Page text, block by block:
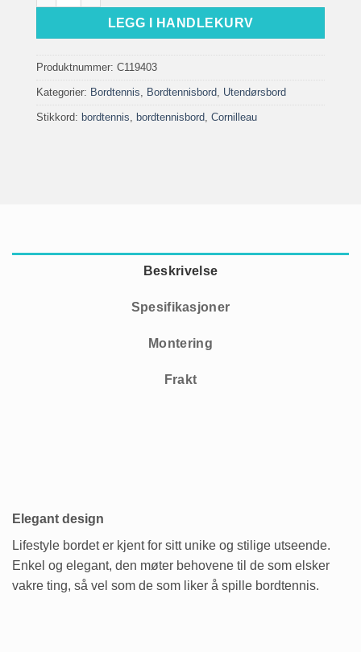
LEGG I HANDLEKURV
Produktnummer: C119403
Kategorier: Bordtennis, Bordtennisbord, Utendørsbord
Stikkord: bordtennis, bordtennisbord, Cornilleau
Beskrivelse
Spesifikasjoner
Montering
Frakt
Elegant design
Lifestyle bordet er kjent for sitt unike og stilige utseende.
Enkel og elegant, den møter behovene til de som elsker
vakre ting, så vel som de som liker å spille bordtennis.